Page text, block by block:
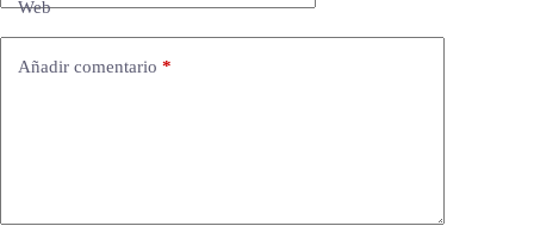
Web
Añadir comentario *